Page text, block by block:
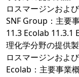
ロスマージンおよ
SNF Group：主要
11.3 Ecolab 11.3.1
理化学分野の提供
ロスマージンおよ
Ecolab：主要事業